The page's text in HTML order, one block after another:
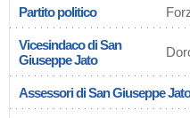
Partito politico
Vicesindaco di San
Giuseppe Jato
Assessori di San Giuseppe Jato